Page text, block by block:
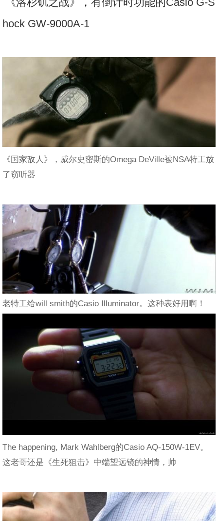
hock GW-9000A-1
《国家敌人》，威尔史密斯的Omega DeVille被NSA特工放
了窃听器
老特工给will smith的Casio Illuminator。这种表好用啊！
The happening, Mark Wahlberg的Casio AQ-150W-1EV。
这老哥还是《生死狙击》中端望远镜的神情，帅